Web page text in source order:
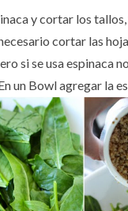
y cortar los tallos,
cortar las
si se usa espinaca
un Bowl agregar la